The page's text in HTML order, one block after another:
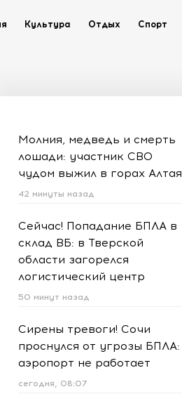
Культура Отдых Спорт
Молния, медведь и смерть
лошади: участник СВО
чудом выжил в горах Алтая
42 минуты назад
Сейчас! Попадание БПЛА в
склад ВБ: в Тверской
области загорелся
логистический центр
50 минут назад
Сирены тревоги! Сочи
проснулся от угрозы БПЛА:
аэропорт не работает
сегодня, 08:07